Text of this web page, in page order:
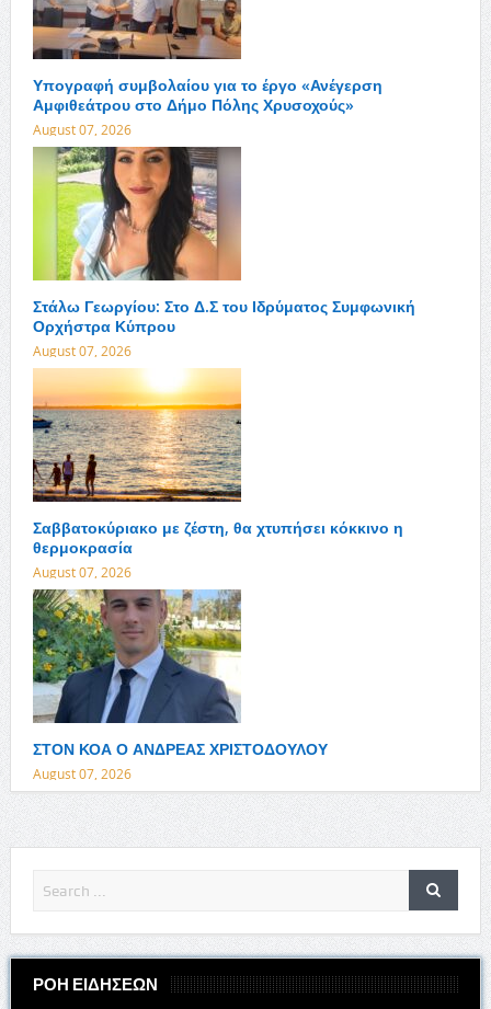
Υπογραφή συμβολαίου για το έργο «Ανέγερση
Αμφιθεάτρου στο Δήμο Πόλης Χρυσοχούς»
August 07, 2026
Στάλω Γεωργίου: Στο Δ.Σ του Ιδρύματος Συμφωνική
Ορχήστρα Κύπρου
August 07, 2026
Σαββατοκύριακο με ζέστη, θα χτυπήσει κόκκινο η
θερμοκρασία
August 07, 2026
ΣΤΟΝ ΚΟΑ Ο ΑΝΔΡΕΑΣ ΧΡΙΣΤΟΔΟΥΛΟΥ
August 07, 2026
ΡΟΗ ΕΙΔΗΣΕΩΝ